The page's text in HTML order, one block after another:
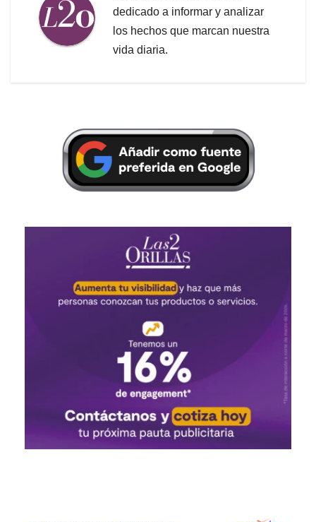
dedicado a informar y analizar
los hechos que marcan nuestra
vida diaria.